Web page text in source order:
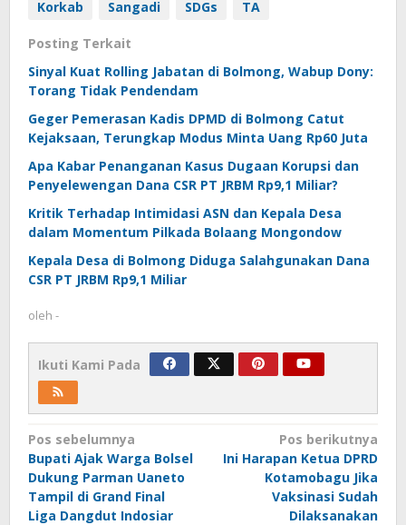
Korkab Sangadi SDGs TA
Posting Terkait
Sinyal Kuat Rolling Jabatan di Bolmong, Wabup Dony:
Torang Tidak Pendendam
Geger Pemerasan Kadis DPMD di Bolmong Catut
Kejaksaan, Terungkap Modus Minta Uang Rp60 Juta
Apa Kabar Penanganan Kasus Dugaan Korupsi dan
Penyelewengan Dana CSR PT JRBM Rp9,1 Miliar?
Kritik Terhadap Intimidasi ASN dan Kepala Desa
dalam Momentum Pilkada Bolaang Mongondow
Kepala Desa di Bolmong Diduga Salahgunakan Dana
CSR PT JRBM Rp9,1 Miliar
oleh -
Ikuti Kami Pada
Navigasi
pos
Pos sebelumnya
Bupati Ajak Warga Bolsel
Dukung Parman Uaneto
Tampil di Grand Final
Liga Dangdut Indosiar
Pos berikutnya
Ini Harapan Ketua DPRD
Kotamobagu Jika
Vaksinasi Sudah
Dilaksanakan